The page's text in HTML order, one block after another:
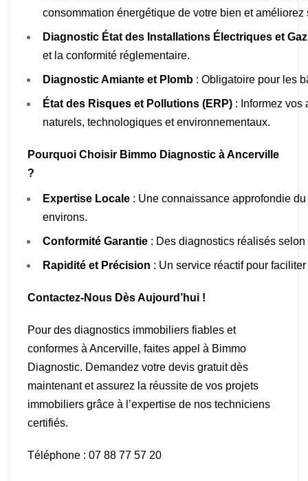
consommation énergétique de votre bien et améliorez
Diagnostic État des Installations Électriques et Gaz
et la conformité réglementaire.
Diagnostic Amiante et Plomb : Obligatoire pour les
État des Risques et Pollutions (ERP) : Informez vos
naturels, technologiques et environnementaux.
Pourquoi Choisir Bimmo Diagnostic à Ancerville
?
Expertise Locale : Une connaissance approfondie
environs.
Conformité Garantie : Des diagnostics réalisés
Rapidité et Précision : Un service réactif pour
Contactez-Nous Dès Aujourd’hui !
Pour des diagnostics immobiliers fiables et
conformes à Ancerville, faites appel à Bimmo
Diagnostic. Demandez votre devis gratuit dès
maintenant et assurez la réussite de vos projets
immobiliers grâce à l’expertise de nos techniciens
certifiés.
Téléphone : 07 88 77 57 20